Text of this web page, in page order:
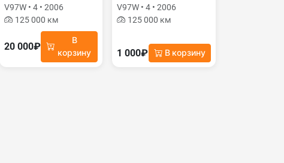
V97W • 4 • 2006
125 000 км
20 000₽
В
корзину
V97W • 4 • 2006
125 000 км
1 000₽ В корзину